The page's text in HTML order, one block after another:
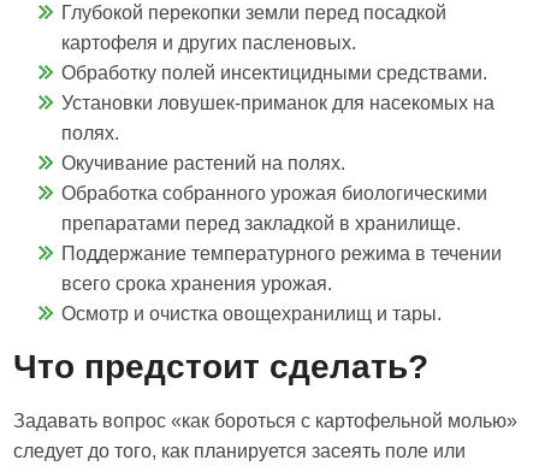
Глубокой перекопки земли перед посадкой
картофеля и других пасленовых.
Обработку полей инсектицидными средствами.
Установки ловушек-приманок для насекомых на
полях.
Окучивание растений на полях.
Обработка собранного урожая биологическими
препаратами перед закладкой в хранилище.
Поддержание температурного режима в течении
всего срока хранения урожая.
Осмотр и очистка овощехранилищ и тары.
Что предстоит сделать?
Задавать вопрос «как бороться с картофельной молью»
следует до того, как планируется засеять поле или